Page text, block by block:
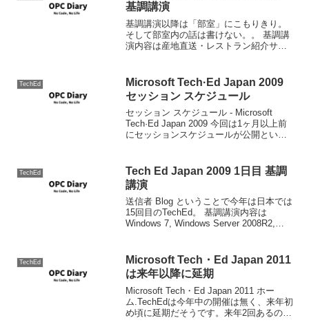
基調講演
基調講演以降は「部室」にこもりきり。
そして部室内の話は書けない。。 基調講
演内容は産地直送・レストラン紹介サイ
Center製品のデモを交え、包括的...
TechEd
Microsoft Tech·Ed Japan 2009
セッション スケジュール
セッション スケジュール - Microsoft
Tech·Ed Japan 2009 今回は1ヶ月以上前
にセッションスケジュールが公開という
なのに） 初日午後一から（...
TechEd
Tech Ed Japan 2009 1日目 基調
講演
送信者 Blog ということで今年は日本では
15回目のTechEd。 基調講演内容は
Windows 7, Windows Server 2008R2,
TechEd
Microsoft Tech・Ed Japan 2011
は来年以降に延期
Microsoft Tech・Ed Japan 2011 ホー
ム.TechEdは今年中の開催は無く、来年初
め頃に延期だそうです。来年2回あるの